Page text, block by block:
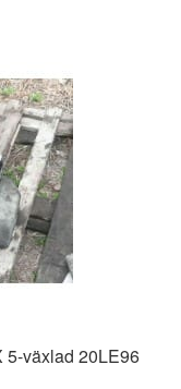
5-växlad 20LE96